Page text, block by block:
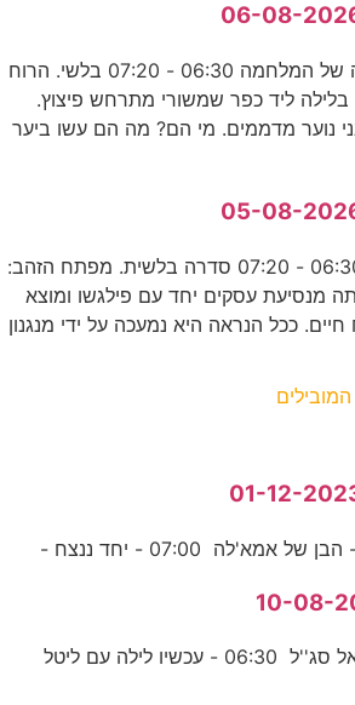
העדים - הרוח האחרונה של המלחמה 06:30 - 07:20 בלשי. הרוח
ליד כפר שמשורי מתרחש פיצוץ.
נוער מדממים. מי הם? מה הם עשו ביער
העדים - מפתח הזהב 06:30 - 07:20 סדרה בלשית. מפתח הזהב:
מנסיעת עסקים יחד עם פילגשו ומוצא
ככל הנראה היא נמעכה על ידי מנגנון
06:00 - הדו''ח של אראל סג''ל 06:30 - עכשיו לילה עם ליטל